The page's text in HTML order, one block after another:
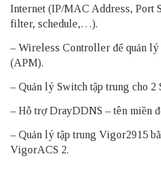
Internet (IP/MAC Address, Port
filter, schedule,…).
– Wireless Controller để quản
(APM).
– Quản lý Switch tập trung cho
– Hỗ trợ DrayDDNS – tên miền
– Quản lý tập trung Vigor2915
VigorACS 2.